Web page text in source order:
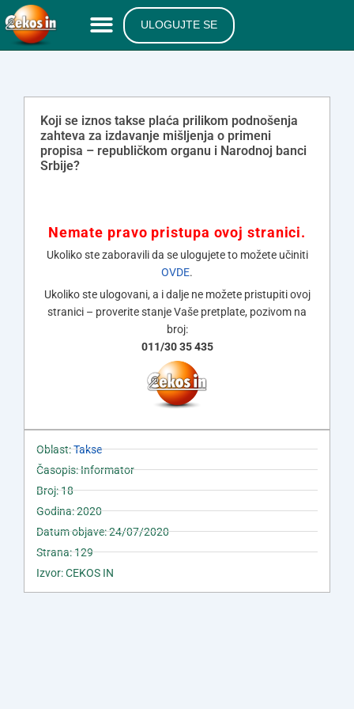
ULOGUJTE SE
Koji se iznos takse plaća prilikom podnošenja
zahteva za izdavanje mišljenja o primeni
propisa – republičkom organu i Narodnoj banci
Srbije?
Nemate pravo pristupa ovoj stranici.
Ukoliko ste zaboravili da se ulogujete to možete učiniti
OVDE.
Ukoliko ste ulogovani, a i dalje ne možete pristupiti ovoj
stranici – proverite stanje Vaše pretplate, pozivom na
broj:
011/30 35 435
Oblast:Takse
Časopis: Informator
Broj: 18
Godina: 2020
Datum objave: 24/07/2020
Strana: 129
Izvor: CEKOS IN